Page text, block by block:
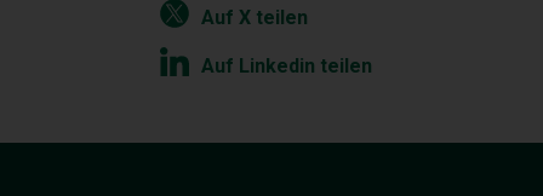
Auf X teilen
Auf Linkedin teilen